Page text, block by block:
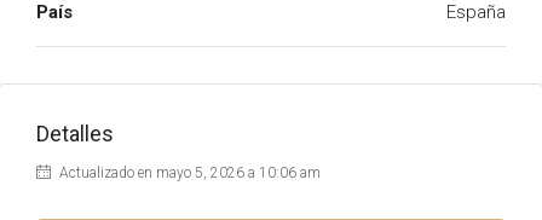
País España
Detalles
Actualizado en mayo 5, 2026 a 10:06 am